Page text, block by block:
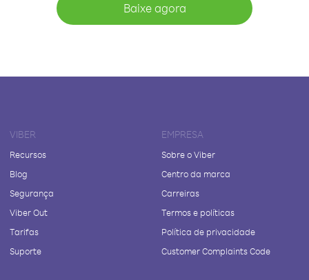
Baixe agora
VIBER
Recursos
Blog
Segurança
Viber Out
Tarifas
Suporte
EMPRESA
Sobre o Viber
Centro da marca
Carreiras
Termos e políticas
Política de privacidade
Customer Complaints Code